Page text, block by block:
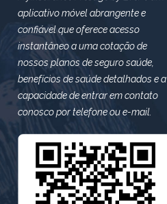
aplicativo móvel abrangente e
confiável que oferece acesso
instantâneo a uma cotação de
nossos planos de seguro saúde,
benefícios de saúde detalhados e a
capacidade de entrar em contato
conosco por telefone ou e-mail.